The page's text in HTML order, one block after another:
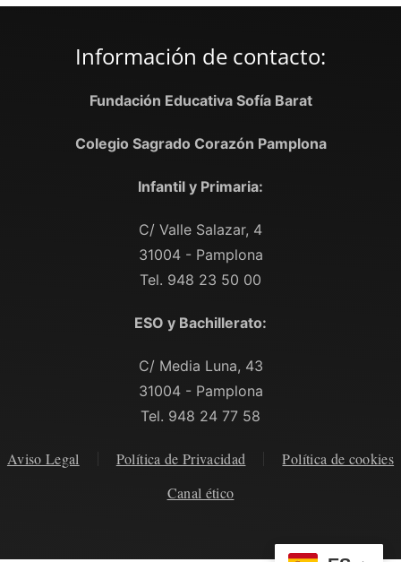
Información de contacto:
Fundación Educativa Sofía Barat
Colegio Sagrado Corazón Pamplona
Infantil y Primaria:
C/ Valle Salazar, 4
31004 - Pamplona
Tel. 948 23 50 00
ESO y Bachillerato:
C/ Media Luna, 43
31004 - Pamplona
Tel. 948 24 77 58
Aviso Legal Política de Privacidad
Política de cookies
Canal ético